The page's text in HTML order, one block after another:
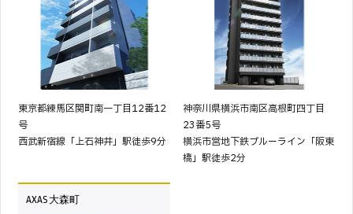
東京都練馬区関町南一丁目12番12
号
西武新宿線「上石神井」駅徒歩9分
神奈川県横浜市南区高根町四丁目
23番5号
横浜市営地下鉄ブルーライン「阪東
橋」駅徒歩2分
AXAS 大森町